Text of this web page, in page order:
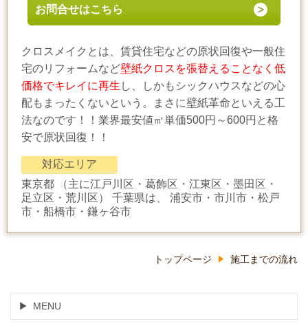
お問合せはこちら
クロスメイクとは、賃貸住宅などの原状回復や一般住
宅のリフォームなど壁紙クロスを張替えることなく低
価格でキレイに再生 し、しかもシックハウスなどの心
配もまったくないという。まさに壁紙革命といえる工
法なのです！！業界最安値㎡単価500円～600円と格
安で原状回復！！
対応エリア
東京都 （主に江戸川区・葛飾区・江東区・墨田区・
足立区・荒川区） 千葉県は、 浦安市・市川市・松戸
市・船橋市・鎌ヶ谷市
トップページ 施工までの流れ
MENU